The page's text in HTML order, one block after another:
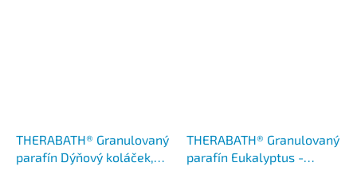
THERABATH® Granulovaný
parafín Dýňový koláček,
THERABATH® Granulovaný
parafín Eukalyptus -